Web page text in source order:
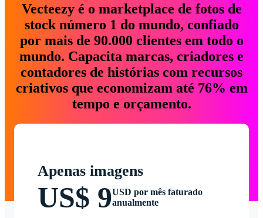
Vecteezy é o marketplace de fotos de
stock número 1 do mundo, confiado
por mais de 90.000 clientes em todo o
mundo. Capacita marcas, criadores e
contadores de histórias com recursos
criativos que economizam até 76% em
tempo e orçamento.
Apenas imagens
US$ 9USD por mês faturado
anualmente